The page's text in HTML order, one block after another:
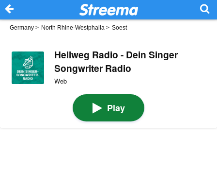
Germany > North Rhine-Westphalia > Soest
Hellweg Radio - Dein Singer
Songwriter Radio
Web
Play